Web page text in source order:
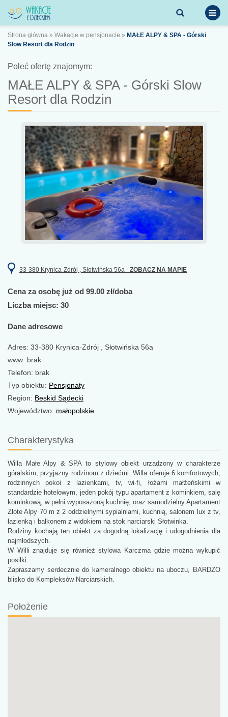
Strona główna » Wakacje w pensjonacie » MAŁE ALPY & SPA - Górski
Slow Resort dla Rodzin
Poleć ofertę znajomym:
MAŁE ALPY & SPA - Górski Slow
Resort dla Rodzin
33-380 Krynica-Zdrój , Słotwińska 56a - ZOBACZ NA MAPIE
Cena za osobę już od 99.00 zł/doba
Liczba miejsc: 30
Dane adresowe
Adres: 33-380 Krynica-Zdrój , Słotwińska 56a
www: brak
Telefon: brak
Typ obiektu: Pensjonaty
Region: Beskid Sądecki
Województwo: małopolskie
Charakterystyka
Willa Małe Alpy & SPA to stylowy obiekt urządzony w charakterze
góralskim, przyjazny rodzinom z dziećmi. Willa oferuje 6 komfortowych,
rodzinnych pokoi z lazienkami, tv, wi-fi, łożami małżeńskimi w
standardzie hotelowym, jeden pokój typu apartament z kominkiem, salę
kominkową, w pełni wyposażoną kuchnię, oraz samodzielny Apartament
Złote Alpy 70 m z 2 oddzielnymi sypialniami, kuchnią, salonem lux z tv,
łazienką i balkonem z widokiem na stok narciarski Słotwinka.
Rodziny kochają ten obiekt za dogodną lokalizację i udogodnienia dla
najmłodszych.
W Willi znajduje się również stylowa Karczma gdzie można wykupić
posiłki.
Zapraszamy serdecznie do kameralnego obiektu na uboczu, BARDZO
blisko do Kompleksów Narciarskich.
Położenie